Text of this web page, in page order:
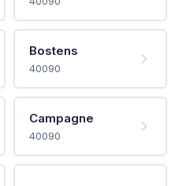
Bostens
40090
Campagne
40090